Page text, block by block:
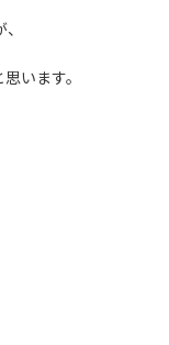
います。